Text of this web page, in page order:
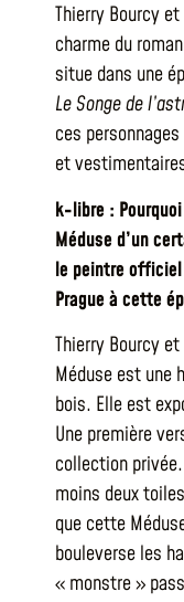
Thierry Bourcy
charme du
situe dans une
Le Songe de
ces
et
k-libre :
Méduse d’un
le peintre
Prague à cette
Thierry Bourcy
Méduse est une
bois. Elle est
Une première
collection
moins deux
que cette
bouleverse les
« monstre »